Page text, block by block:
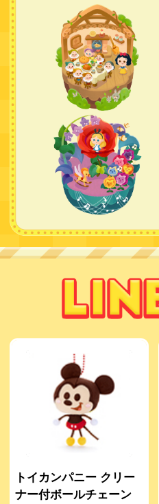
トイカンパニー クリー
ナー付ボールチェーン